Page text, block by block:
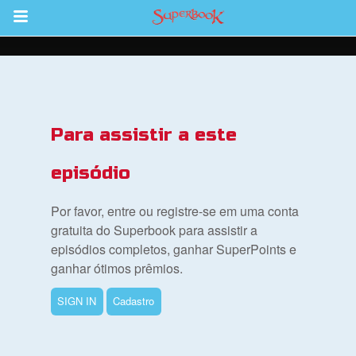
Return to Content
Para assistir a este
episódio
Por favor, entre ou registre-se em uma conta
gratuita do Superbook para assistir a
episódios completos, ganhar SuperPoints e
ganhar ótimos prêmios.
SIGN IN Cadastro